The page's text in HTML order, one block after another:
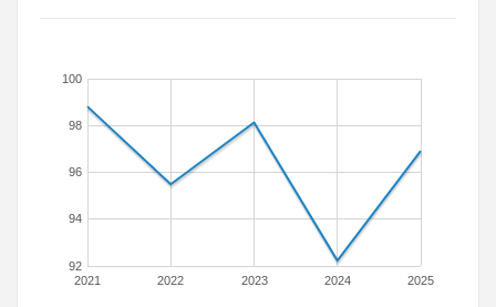
2021 2022 2023 2024 2025
92
94
96
98
100